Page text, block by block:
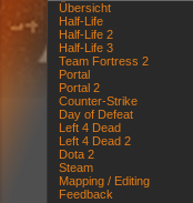
Übersicht
Half-Life
Half-Life 2
Half-Life 3
Team Fortress 2
Portal
Portal 2
Counter-Strike
Day of Defeat
Left 4 Dead
Left 4 Dead 2
Dota 2
Steam
Mapping / Editing
Feedback